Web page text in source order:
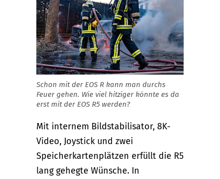
Schon mit der EOS R kann man durchs
Feuer gehen. Wie viel hitziger könnte es da
erst mit der EOS R5 werden?
Mit internem Bildstabilisator, 8K-
Video, Joystick und zwei
Speicherkartenplätzen erfüllt die R5
lang gehegte Wünsche. In